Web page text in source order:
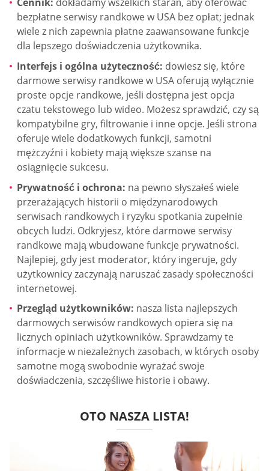
bezpłatne serwisy randkowe w USA bez opłat; jednak
wiele z nich zapewnia płatne zaawansowane funkcje
dla lepszego doświadczenia użytkownika.
Interfejs i ogólna użyteczność: dowiesz się, które
darmowe serwisy randkowe w USA oferują wyłącznie
proste opcje randkowe, jeśli dostępna jest opcja
czatu tekstowego lub wideo. Możesz sprawdzić, czy są
kompatybilne gry, filtrowanie i inne opcje. Jeśli strona
oferuje wiele dodatkowych funkcji, samotni
mężczyźni i kobiety mają większe szanse na
osiągnięcie sukcesu.
Prywatność i ochrona: na pewno słyszałeś wiele
przerażających historii o międzynarodowych
serwisach randkowych i ryzyku spotkania zupełnie
obcych ludzi. Odkryjesz, które darmowe serwisy
randkowe mają wbudowane funkcje prywatności.
Najlepiej, gdy jest moderator, który ingeruje, gdy
użytkownicy zaczynają naruszać zasady społeczności
internetowej.
Przegląd użytkowników: nasza lista najlepszych
darmowych serwisów randkowych opiera się na
licznych opiniach użytkowników. Sprawdzamy te
informacje w niezależnych zasobach, w których osoby
samotne mogą swobodnie wyrażać swoje
doświadczenia, szczęśliwe historie i obawy.
OTO NASZA LISTA!